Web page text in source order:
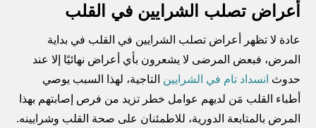
أعراض تصلب الشرايين في القلب
عادة لا تظهر أعراض تصلب الشرايين في القلب في بداية
المرض، فبعض المرضى لا يشعرون بأي أعراض نهائيًا إلا عند
حدوث انسداد تام في الشرايين التاجية، لهذا السبب يوصي
أطباء القلب مَن لديهم عوامل خطر تزيد من فرص إصابتهم بهذا
المرض بالمتابعة الدورية، للاطمئنان على صحة القلب وشرايينه.